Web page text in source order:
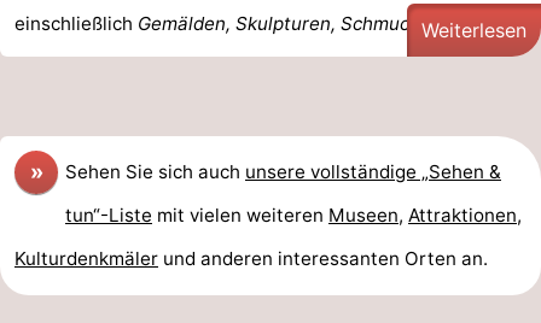
einschließlich Gemälden, Skulpturen, Schmuck und ...Weiterlesen
» Sehen Sie sich auch unsere vollständige „Sehen &
tun“-Liste mit vielen weiteren Museen, Attraktionen,
Kulturdenkmäler und anderen interessanten Orten an.